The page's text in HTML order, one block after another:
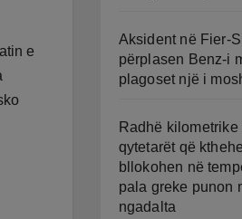
e
Aksident në Fier-
përplasen Benz-i
plagoset një i
Radhë
qytetarët që
bllokohen në
pala greke punon
ngadalta